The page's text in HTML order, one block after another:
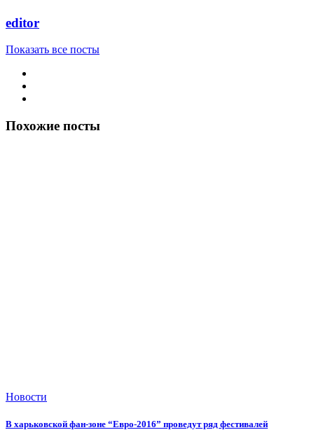
editor
Показать все посты
Похожие посты
Новости
В харьковской фан-зоне “Евро-2016” проведут ряд фестивалей